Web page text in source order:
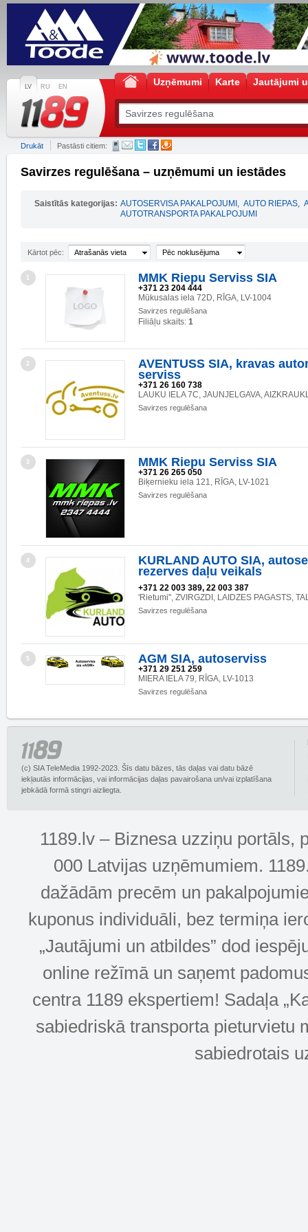
LV RU EN Uzņēmumi Karte Jautājumi
Drukāt Pastāsti citiem:
Savirzes regulēšana – uzņēmumi un iestādes
Saistītās kategorijas: AUTOSERVISA PAKALPOJUMI , AUTO RIEPAS,
AUTOTRANSPORTA PAKALPOJUMI
Kārtot pēc: Atrašanās vieta Pēc noklusējuma
1 MMK Riepu Serviss SIA
+371 23 204 444
Mūkusalas iela 72D, RĪGA, LV-1004
Savirzes regulēšana
Filiāļu skaits: 1
2
AVENTUSS SIA, kravas
serviss
+371 26 160 738
LAUKU IELA 7C, JAUNJELGAVA,
Savirzes regulēšana
3 MMK Riepu Serviss SIA
+371 26 265 050
Biķernieku iela 121, RĪGA, LV-1021
Savirzes regulēšana
4
KURLAND AUTO SIA,
rezerves daļu veikals
+371 22 003 389, 22 003 387
'Rietumi", ZVIRGZDI, LAIDZES PAGASTS,
Savirzes regulēšana
5 AGM SIA, autoserviss
+371 29 251 259
MIERA IELA 79, RĪGA, LV-1013
Savirzes regulēšana
(c) SIA TeleMedia 1992-2023. Šīs datu bāzes, tās daļas vai datu bāzē
iekļautās informācijas, vai informācijas daļas pavairošana un/vai izplatīšana
jebkādā formā stingri aizliegta.
1189.lv – Biznesa uzziņu portāls,
000 Latvijas uzņēmumiem.
dažādām precēm un
kuponus individuāli, bez termiņa
„Jautājumi un atbildes” dod
online režīmā un saņemt
centra 1189 ekspertiem! Sadaļa
sabiedriskā transporta pieturvietu
sabiedrotais